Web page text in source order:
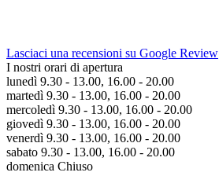
Lasciaci una recensioni su Google Review
I nostri orari di apertura
lunedì 9.30 - 13.00, 16.00 - 20.00
martedì 9.30 - 13.00, 16.00 - 20.00
mercoledì 9.30 - 13.00, 16.00 - 20.00
giovedì 9.30 - 13.00, 16.00 - 20.00
venerdì 9.30 - 13.00, 16.00 - 20.00
sabato 9.30 - 13.00, 16.00 - 20.00
domenica Chiuso